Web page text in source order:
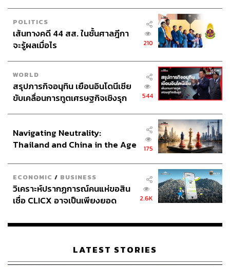
POLITICS
เส้นทางคดี 44 สส. ในชั้นศาลฎีกา
จะรู้ผลเมื่อไร
210
WORLD
สรุปภารกิจอนุทิน เยือนอินโดนีเซีย
ขับเคลื่อนการทูตเศรษฐกิจเชิงรุก
544
Navigating Neutrality:
Thailand and China in the Age
175
ECONOMIC / BUSINESS
วิเคราะห์ปรากฏการณ์คนแห่ขอสิน
เชื่อ CLICX อาจเป็นเพียงยอด
เรือนไทยที่ถูกซุกไว้
2.6K
LATEST STORIES